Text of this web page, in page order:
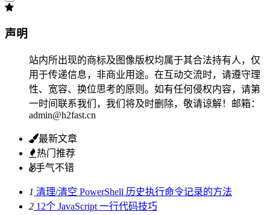
声明
站内所出现的商标及图像版权均属于其合法持有人，仅
用于传递信息，非商业用途。在互动交流时，请遵守理
性、宽容、换位思考的原则。如有任何侵权内容，请第
一时间联系我们，我们将及时删除，敬请谅解！邮箱：
admin@h2fast.cn
最新文章
热门推荐
手气不错
1 清理/清空 PowerShell 历史执行命令记录的方法
2 12个 JavaScript 一行代码技巧